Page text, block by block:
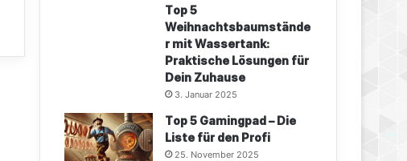
Top 5
Weihnachtsbaumstände
r mit Wassertank:
Praktische Lösungen für
Dein Zuhause
3. Januar 2025
Top 5 Gamingpad – Die
Liste für den Profi
25. November 2025